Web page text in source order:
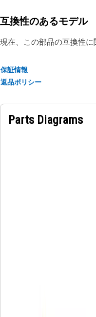
互換性のあるモデル
現在、この部品の互換性に
保証情報
返品ポリシー
Parts Diagrams